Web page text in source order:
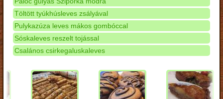
Töltött tyúkhúsleves zsályával
Pulykazúza leves mákos gombóccal
Sóskaleves reszelt tojással
Csalános csirkegaluskaleves